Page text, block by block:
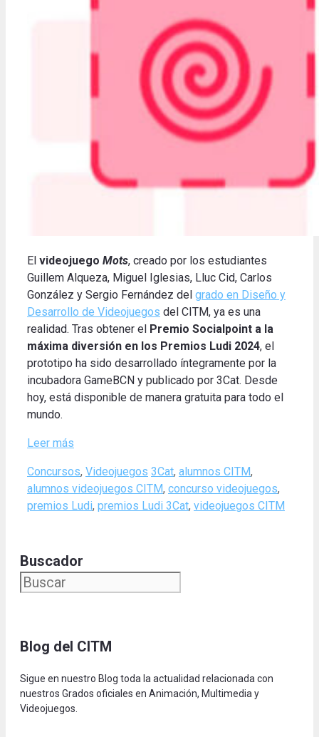
El videojuego Mots, creado por los estudiantes
Guillem Alqueza, Miguel Iglesias, Lluc Cid, Carlos
González y Sergio Fernández del grado en Diseño y
Desarrollo de Videojuegos del CITM, ya es una
realidad. Tras obtener el
Premio Socialpoint a la
máxima diversión en los Premios Ludi 2024, el
prototipo ha sido desarrollado íntegramente por la
incubadora GameBCN y publicado por 3Cat. Desde
hoy, está disponible de manera gratuita para todo el
mundo.
Leer más
Categories
Concursos, Videojuegos Tags
3Cat, alumnos CITM,
alumnos videojuegos CITM, concurso videojuegos,
premios Ludi, premios Ludi 3Cat, videojuegos CITM
Buscador
Blog del CITM
Sigue en nuestro Blog toda la actualidad relacionada con
nuestros Grados oficiales en Animación, Multimedia y
Videojuegos.